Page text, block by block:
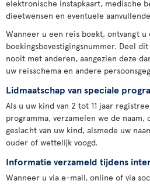
elektronische instapkaart, medische
dieetwensen en eventuele
Wanneer u een reis boekt, ontvangt u
boekingsbevestigingsnummer. Deel
nooit met anderen, aangezien deze
uw reisschema en andere
Lidmaatschap van speciale
Als u uw kind van 2 tot 11 jaar
programma, verzamelen we de
geslacht van uw kind, alsmede uw
ouder of wettelijk voogd.
Informatie verzameld tijdens
Wanneer u via e-mail, online of via